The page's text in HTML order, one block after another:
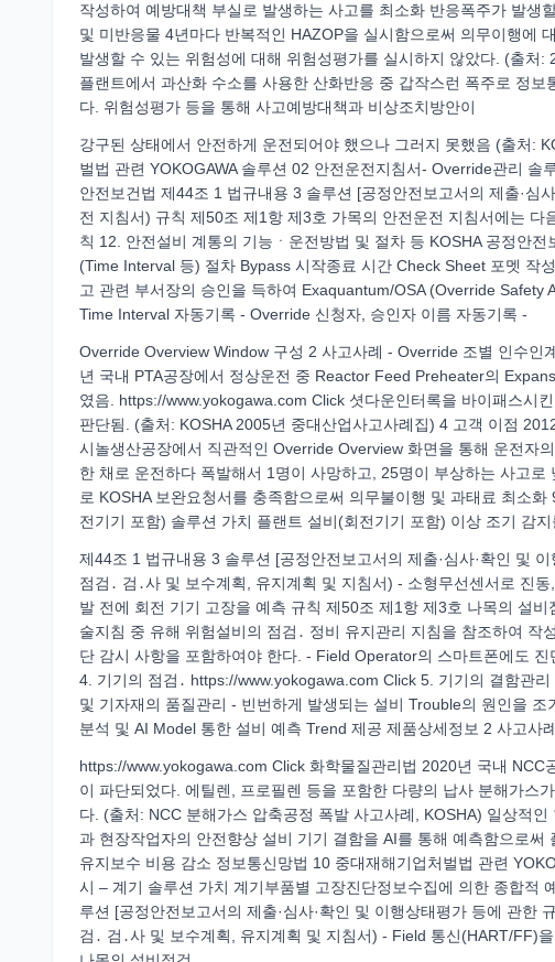
작성하여 예방대책 부실로 발생하는 사고를 최소화 반응폭주가 발생
및 미반응물 4년마다 반복적인 HAZOP을 실시함으로써 의무이행에
발생할 수 있는 위험성에 대해 위험성평가를 실시하지 않았다. (출처
플랜트에서 과산화 수소를 사용한 산화반응 중 갑작스런 폭주로 정
다. 위험성평가 등을 통해 사고예방대책과 비상조치방안이
강구된 상태에서 안전하게 운전되어야 했으나 그러지 못했음 (출처:
벌법 관련 YOKOGAWA 솔루션 02 안전운전지침서- Override관리
안전보건법 제44조 1 법규내용 3 솔루션 [공정안전보고서의 제출·심
전 지침서) 규칙 제50조 제1항 제3호 가목의 안전운전 지침서에는
칙 12. 안전설비 계통의 기능ㆍ운전방법 및 절차 등 KOSHA 공정안
(Time Interval 등) 절차 Bypass 시작종료 시간 Check Sheet 포멧 작
고 관련 부서장의 승인을 득하여 Exaquantum/OSA (Override Safety
Time Interval 자동기록 - Override 신청자, 승인자 이름 자동기록 -
Override Overview Window 구성 2 사고사례 - Override 조별 인수인
년 국내 PTA공장에서 정상운전 중 Reactor Feed Preheater의
였음. https://www.yokogawa.com Click 셧다운인터록을 바이패스시
판단됨. (출처: KOSHA 2005년 중대산업사고사례집) 4 고객 이점
시놀생산공장에서 직관적인 Override Overview 화면을 통해 운전자
한 채로 운전하다 폭발해서 1명이 사망하고, 25명이 부상하는 사고
로 KOSHA 보완요청서를 충족함으로써 의무불이행 및 과태료 최소
전기기 포함) 솔루션 가치 플랜트 설비(회전기기 포함) 이상 조기 감
제44조 1 법규내용 3 솔루션 [공정안전보고서의 제출·심사·확인 및
점검․ 검․사 및 보수계획, 유지계획 및 지침서) - 소형무선센서로 진
발 전에 회전 기기 고장을 예측 규칙 제50조 제1항 제3호 나목의 설
술지침 중 유해 위험설비의 점검․ 정비 유지관리 지침을 참조하여
단 감시 사항을 포함하여야 한다. - Field Operator의 스마트폰에도
4. 기기의 점검․ https://www.yokogawa.com Click 5. 기기의 결함관
및 기자재의 품질관리 - 빈번하게 발생되는 설비 Trouble의 원인을
분석 및 AI Model 통한 설비 예측 Trend 제공 제품상세정보 2 사고사례
https://www.yokogawa.com Click 화학물질관리법 2020년 국내
이 파단되었다. 에틸렌, 프로필렌 등을 포함한 다량의 납사 분해가스
다. (출처: NCC 분해가스 압축공정 폭발 사고사례, KOSHA) 일상적
과 현장작업자의 안전향상 설비 기기 결함을 AI를 통해 예측함으로
유지보수 비용 감소 정보통신망법 10 중대재해기업처벌법 관련
시 – 계기 솔루션 가치 계기부품별 고장진단정보수집에 의한 종합적
루션 [공정안전보고서의 제출·심사·확인 및 이행상태평가 등에 관한
검․ 검․사 및 보수계획, 유지계획 및 지침서) - Field 통신(HART/FF)